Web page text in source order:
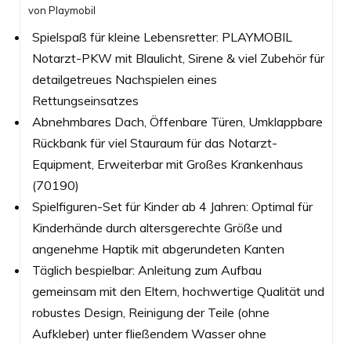
von Playmobil
Spielspaß für kleine Lebensretter: PLAYMOBIL
Notarzt-PKW mit Blaulicht, Sirene & viel Zubehör für
detailgetreues Nachspielen eines
Rettungseinsatzes
Abnehmbares Dach, Öffenbare Türen, Umklappbare
Rückbank für viel Stauraum für das Notarzt-
Equipment, Erweiterbar mit Großes Krankenhaus
(70190)
Spielfiguren-Set für Kinder ab 4 Jahren: Optimal für
Kinderhände durch altersgerechte Größe und
angenehme Haptik mit abgerundeten Kanten
Täglich bespielbar: Anleitung zum Aufbau
gemeinsam mit den Eltern, hochwertige Qualität und
robustes Design, Reinigung der Teile (ohne
Aufkleber) unter fließendem Wasser ohne